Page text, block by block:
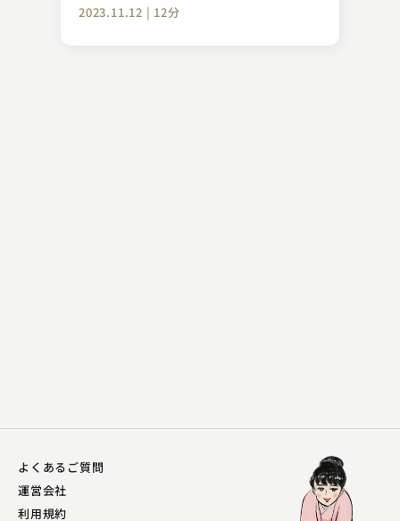
2023.11.12 | 12分
よくあるご質問
運営会社
利用規約